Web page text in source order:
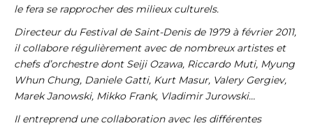
le fera se rapprocher des milieux culturels.
Directeur du Festival de Saint-Denis de 1979 à février 2011,
il collabore régulièrement avec de nombreux artistes et
chefs d’orchestre dont Seiji Ozawa, Riccardo Muti, Myung
Whun Chung, Daniele Gatti, Kurt Masur, Valery Gergiev,
Marek Janowski, Mikko Frank, Vladimir Jurowski…
Il entreprend une collaboration avec les différentes